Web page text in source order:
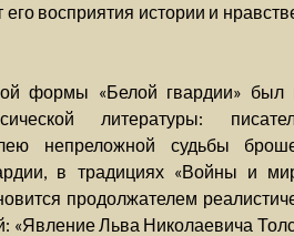
восприятия истории и
формы «Белой гвардии» был
литературы:
непреложной судьбы
в традициях «Войны и
продолжателем
«Явление Льва Николаевича